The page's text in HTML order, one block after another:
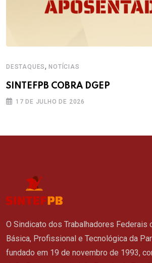
DESTAQUES,NOTÍCIAS
SINTEFPB COBRA DGEP
17 DE JULHO DE 2026
O Sindicato dos Trabalhadores Federais
Básica, Profissional e Tecnológica da
fundado em 19 de novembro de 1993,